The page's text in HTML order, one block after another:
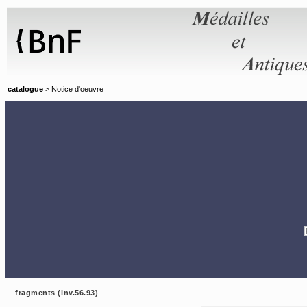
catalogue > Notice d'oeuvre
fragments (inv.56.93)